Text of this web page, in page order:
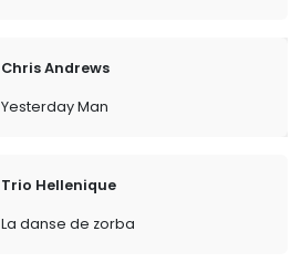
Chris Andrews
Yesterday Man
Trio Hellenique
La danse de zorba